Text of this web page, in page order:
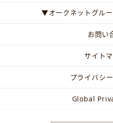
▼オークネットグル
お問い
サイト
プライバシ
Global